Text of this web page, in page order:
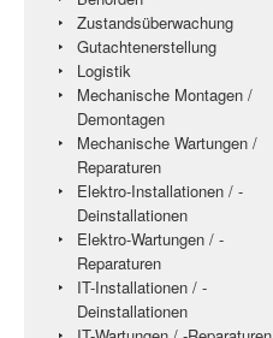
Zustandsüberwachung
Gutachtenerstellung
Logistik
Mechanische Montagen /
Demontagen
Mechanische Wartungen /
Reparaturen
Elektro-Installationen / -
Deinstallationen
Elektro-Wartungen / -
Reparaturen
IT-Installationen / -
Deinstallationen